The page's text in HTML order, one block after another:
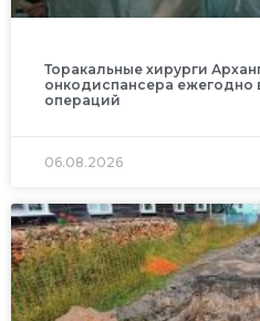
Торакальные хирурги
онкодиспансера ежегодно
операций
06.08.2026